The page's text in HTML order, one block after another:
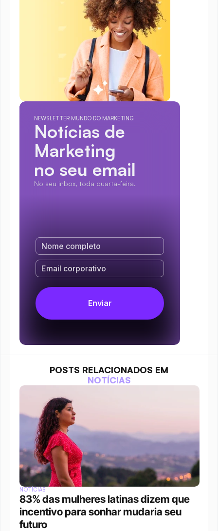
NEWSLETTER MUNDO DO MARKETING
Notícias de
Marketing
no seu email
No seu inbox, toda quarta-feira.
POSTS RELACIONADOS EM
NOTÍCIAS
NOTÍCIAS
83% das mulheres latinas dizem que
incentivo para sonhar mudaria seu
futuro